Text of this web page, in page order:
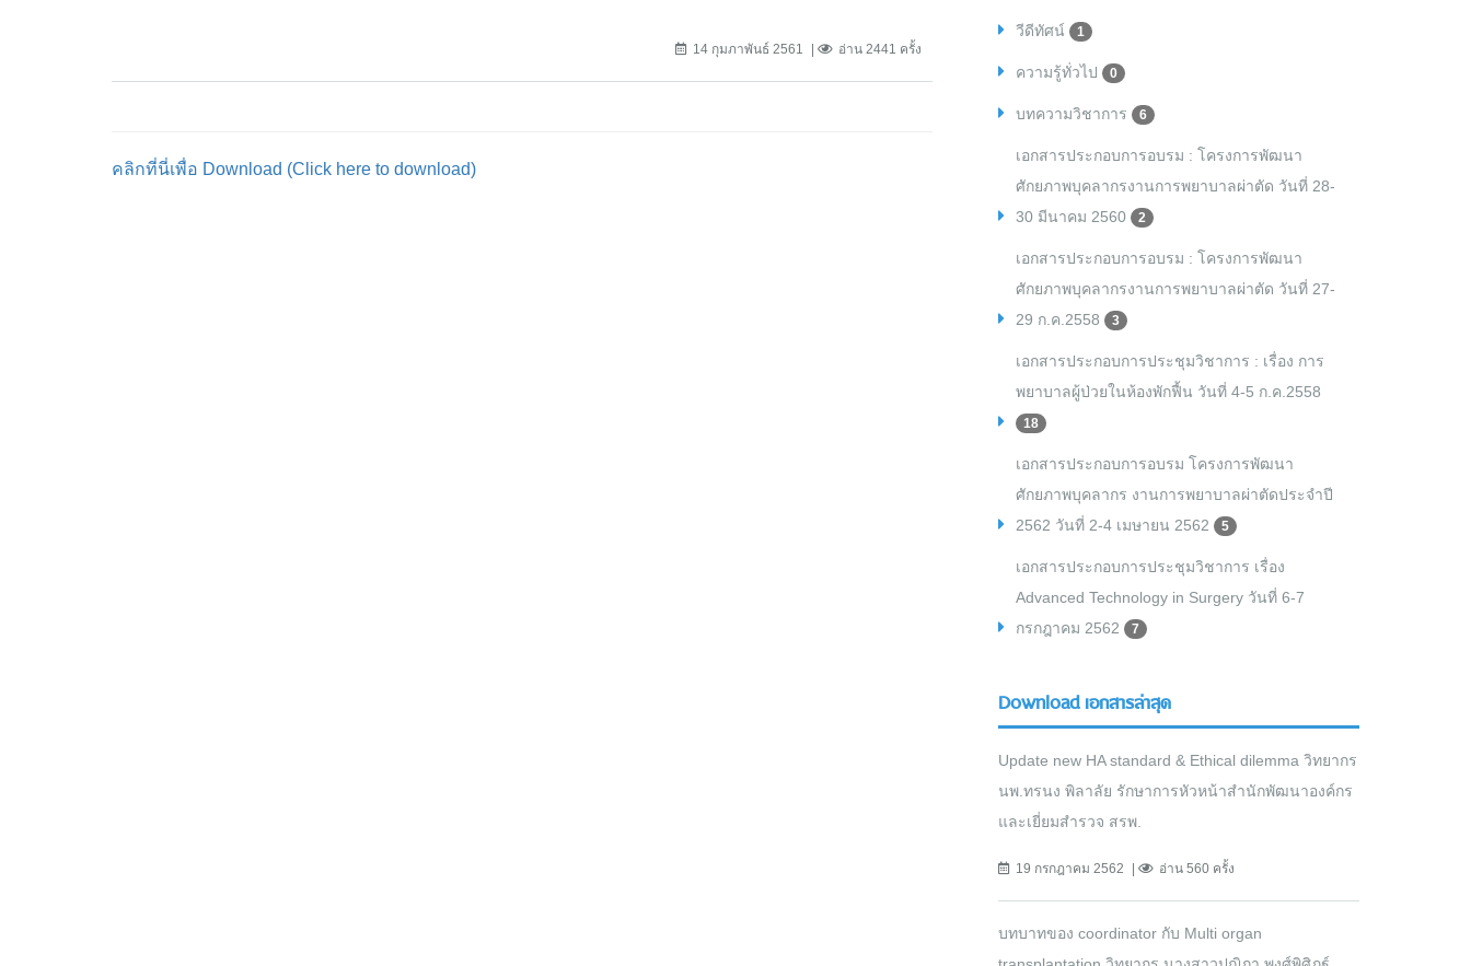
14 กุมภาพันธ์ 2561 อ่าน 2441 ครั้ง
คลิกที่นี่เพื่อ Download (Click here to download)
วีดีทัศน์ 1
ความรู้ทั่วไป 0
บทความวิชาการ 6
เอกสารประกอบการอบรม : โครงการพัฒนา
ศักยภาพบุคลากรงานการพยาบาลผ่าตัด วันที่ 28-
30 มีนาคม 2560
2
เอกสารประกอบการอบรม : โครงการพัฒนา
ศักยภาพบุคลากรงานการพยาบาลผ่าตัด วันที่ 27-
29 ก.ค.2558
3
เอกสารประกอบการประชุมวิชาการ : เรื่อง การ
พยาบาลผู้ป่วยในห้องพักฟื้น วันที่ 4-5 ก.ค.2558
18
เอกสารประกอบการอบรม โครงการพัฒนา
ศักยภาพบุคลากร งานการพยาบาลผ่าตัดประจำปี
2562 วันที่ 2-4 เมษายน 2562
5
เอกสารประกอบการประชุมวิชาการ เรื่อง
Advanced Technology in Surgery วันที่ 6-7
กรกฎาคม 2562
7
Download เอกสารล่าสุด
Update new HA standard & Ethical dilemma วิทยากร
นพ.ทรนง พิลาลัย รักษาการหัวหน้าสำนักพัฒนาองค์กร
และเยี่ยมสำรวจ สรพ.
19 กรกฎาคม 2562 อ่าน 560 ครั้ง
บทบาทของ coordinator กับ Multi organ